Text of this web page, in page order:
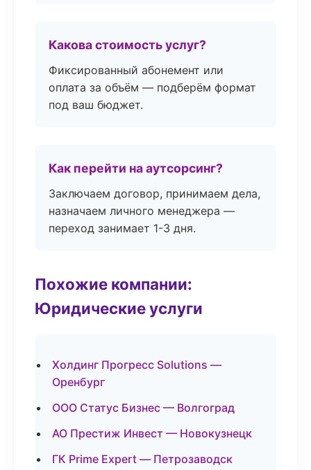
Какова стоимость услуг?
Фиксированный абонемент или
оплата за объём — подберём формат
под ваш бюджет.
Как перейти на аутсорсинг?
Заключаем договор, принимаем дела,
назначаем личного менеджера —
переход занимает 1-3 дня.
Похожие компании:
Юридические услуги
Холдинг Прогресс Solutions —
Оренбург
ООО Статус Бизнес — Волгоград
АО Престиж Инвест — Новокузнецк
ГК Prime Expert — Петрозаводск